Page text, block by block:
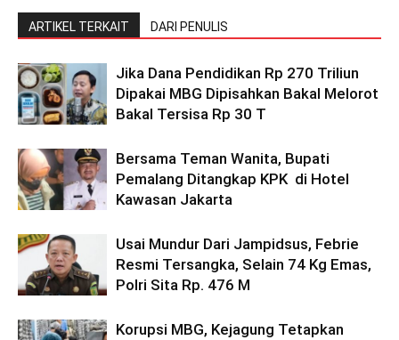
ARTIKEL TERKAIT DARI PENULIS
Jika Dana Pendidikan Rp 270 Triliun
Dipakai MBG Dipisahkan Bakal Melorot
Bakal Tersisa Rp 30 T
Bersama Teman Wanita, Bupati
Pemalang Ditangkap KPK di Hotel
Kawasan Jakarta
Usai Mundur Dari Jampidsus, Febrie
Resmi Tersangka, Selain 74 Kg Emas,
Polri Sita Rp. 476 M
Korupsi MBG, Kejagung Tetapkan